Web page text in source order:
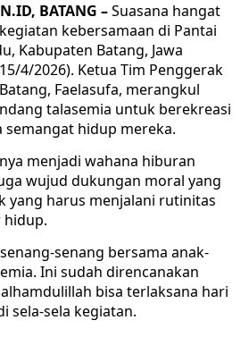
BATANG –Suasana hangat
kebersamaan di Pantai
Kabupaten Batang, Jawa
4/2026). Ketua Tim Penggerak
Faelasufa, merangkul
talasemia untuk berekreasi
hidup mereka.
menjadi wahana hiburan
wujud dukungan moral yang
yang harus menjalani rutinitas
hidup.
senang bersama anak-
Ini sudah direncanakan
bisa terlaksana hari
sela-sela kegiatan.